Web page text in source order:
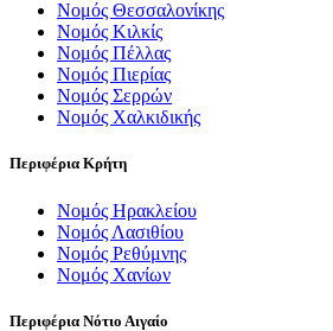
Νομός Θεσσαλονίκης
Νομός Κιλκίς
Νομός Πέλλας
Νομός Πιερίας
Νομός Σερρών
Νομός Χαλκιδικής
Περιφέρια Κρήτη
Νομός Ηρακλείου
Νομός Λασιθίου
Νομός Ρεθύμνης
Νομός Χανίων
Περιφέρια Νότιο Αιγαίο